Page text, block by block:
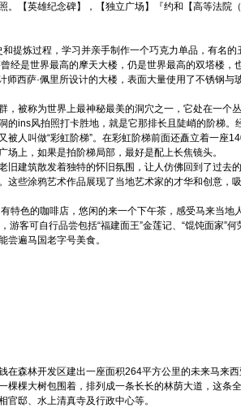
。【英雄纪念碑】，【独立广场】『约和【高等法院
提炼过程，学习并亲手制作一个巧克力单品，有名
经是世界最高的摩天大楼，仍是世界最高的双塔楼，
西萨·佩里所设计的大楼，表面大量使用了不锈钢与
，被称为世界上最神秘最美的洞穴之一，它处在一个
ins风拍照打卡胜地，就是它那排长且陡峭的阶梯。
被人叫做“彩虹阶梯”。在彩虹阶梯前面还矗立着一
上，如果是拍阶梯局部，最好是配上长焦镜头。
旧建筑散发着独特的怀旧氛围，让人仿佛回到了过去
些涂鸦艺术作品展现了当地艺术家的才华和创意，
特色的咖啡店，悠闲的来一个下午茶，感受马来当地
客可自行品尝包括“福建面王”金莲记、“馄饨面家”
尝遍马国老字号美食。
森林开发区建出一座面积264平方公里的未来马来
棵大树包围着，排列成一条长长的林荫大道，这条
邸、水上清真寺及行政中心等。